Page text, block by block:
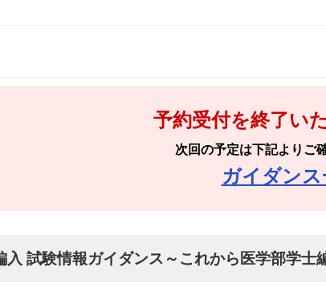
予約受付を終了い
次回の予定は下記よりご
ガイダンス
入 試験情報ガイダンス～これから医学部学士